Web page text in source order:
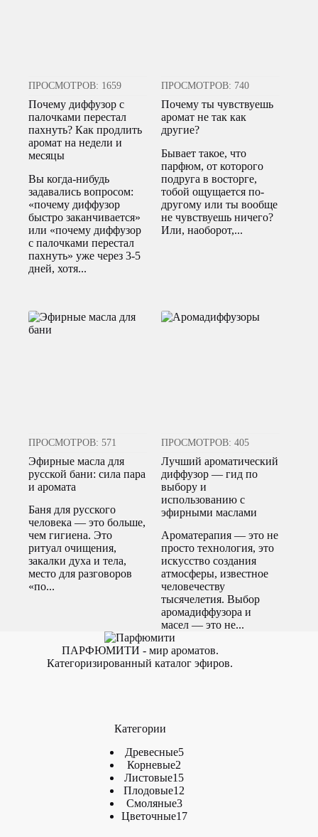
ПРОСМОТРОВ: 1659
Почему диффузор с
палочками перестал
пахнуть? Как продлить
аромат на недели и
месяцы
Вы когда-нибудь
задавались вопросом:
«почему диффузор
быстро заканчивается»
или «почему диффузор
с палочками перестал
пахнуть» уже через 3-5
дней, хотя...
ПРОСМОТРОВ: 740
Почему ты чувствуешь
аромат не так как
другие?
Бывает такое, что
парфюм, от которого
подруга в восторге,
тобой ощущается по-
другому или ты вообще
не чувствуешь ничего?
Или, наоборот,...
ПРОСМОТРОВ: 571
Эфирные масла для
русской бани: сила пара
и аромата
Баня для русского
человека — это больше,
чем гигиена. Это
ритуал очищения,
закалки духа и тела,
место для разговоров
«по...
ПРОСМОТРОВ: 405
Лучший ароматический
диффузор — гид по
выбору и
использованию с
эфирными маслами
Ароматерапия — это не
просто технология, это
искусство создания
атмосферы, известное
человечеству
тысячелетия. Выбор
аромадиффузора и
масел — это не...
ПАРФЮМИТИ - мир ароматов.
Категоризированный каталог эфиров.
Категории
Древесные55
Корневые2
товара
Листовые1515
товаров
Плодовые12
Смоляные33
товара
Цветочные1717